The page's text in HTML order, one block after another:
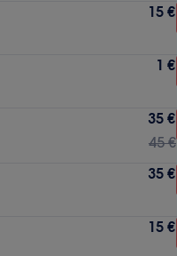
15 €
1 €
35 €
45 €
35 €
15 €